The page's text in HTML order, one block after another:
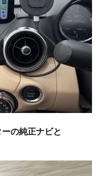
の純正ナビと